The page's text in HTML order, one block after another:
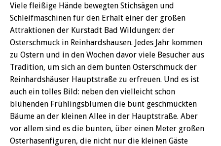
Viele fleißige Hände bewegten Stichsägen und
Schleifmaschinen für den Erhalt einer der großen
Attraktionen der Kurstadt Bad Wildungen: der
Osterschmuck in Reinhardshausen. Jedes Jahr kommen
zu Ostern und in den Wochen davor viele Besucher aus
Tradition, um sich an dem bunten Osterschmuck der
Reinhardshäuser Hauptstraße zu erfreuen. Und es ist
auch ein tolles Bild: neben den vielleicht schon
blühenden Frühlingsblumen die bunt geschmückten
Bäume an der kleinen Allee in der Hauptstraße. Aber
vor allem sind es die bunten, über einen Meter großen
Osterhasenfiguren, die nicht nur die kleinen Gäste